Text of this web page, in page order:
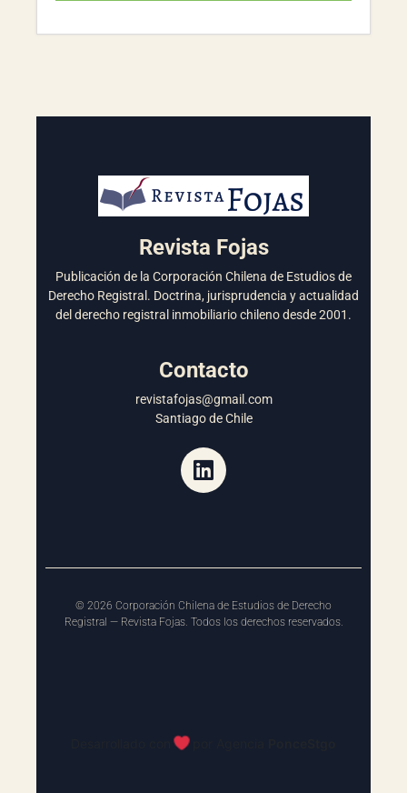
Revista Fojas
Publicación de la Corporación Chilena de Estudios de
Derecho Registral. Doctrina, jurisprudencia y actualidad
del derecho registral inmobiliario chileno desde 2001.
Contacto
revistafojas@gmail.com
Santiago de Chile
© 2026 Corporación Chilena de Estudios de Derecho
Registral — Revista Fojas. Todos los derechos reservados.
Desarrollado con por Agencia